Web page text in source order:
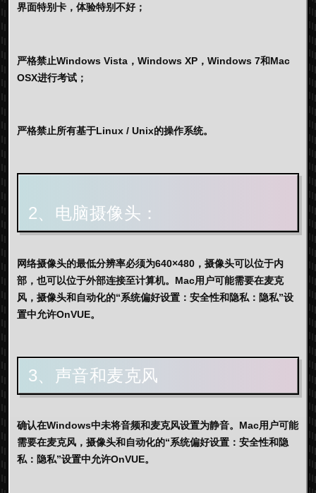
界面特别卡，体验特别不好；
严格禁止Windows Vista，Windows XP，Windows 7和Mac
OSX进行考试；
严格禁止所有基于Linux / Unix的操作系统。
2、电脑摄像头：
网络摄像头的最低分辨率必须为640×480，摄像头可以位于内
部，也可以位于外部连接至计算机。Mac用户可能需要在麦克
风，摄像头和自动化的“系统偏好设置：安全性和隐私：隐私”设
置中允许OnVUE。
3、声音和麦克风
确认在Windows中未将音频和麦克风设置为静音。Mac用户可能
需要在麦克风，摄像头和自动化的“系统偏好设置：安全性和隐
私：隐私”设置中允许OnVUE。